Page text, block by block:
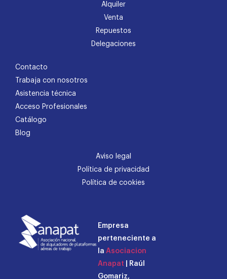
Alquiler
Venta
Repuestos
Delegaciones
Contacto
Trabaja con nosotros
Asistencia técnica
Acceso Profesionales
Catálogo
Blog
Aviso legal
Política de privacidad
Política de cookies
Empresa
perteneciente a
la Asociacion
Anapat | Raúl
Gomariz,